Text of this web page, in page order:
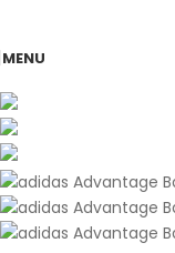
MENU
-29%